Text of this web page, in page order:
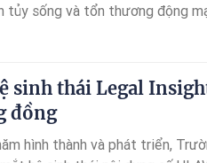
tủy sống và tổn thương động
sinh thái Legal
đồng
hình thành và phát triển,